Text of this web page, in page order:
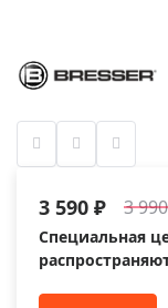
3 590 ₽ 3
Специальная